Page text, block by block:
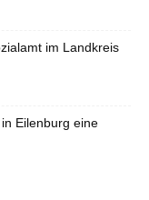
im Landkreis
Eilenburg eine